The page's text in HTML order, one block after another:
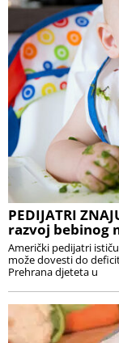
PEDIJATRI
razvoj bebinog
Američki pedijatri
može dovesti do
Prehrana djeteta u